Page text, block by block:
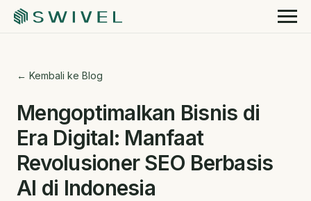
← Kembali ke Blog
Mengoptimalkan Bisnis di
Era Digital: Manfaat
Revolusioner SEO Berbasis
AI di Indonesia